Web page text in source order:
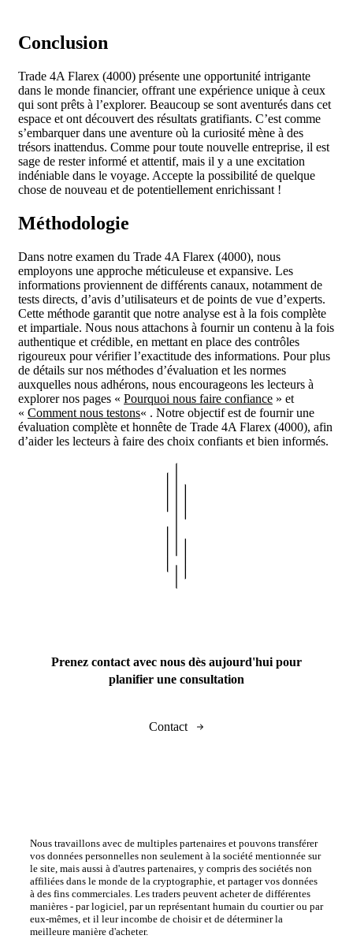
Conclusion
Trade 4A Flarex (4000) présente une opportunité intrigante
dans le monde financier, offrant une expérience unique à ceux
qui sont prêts à l’explorer. Beaucoup se sont aventurés dans cet
espace et ont découvert des résultats gratifiants. C’est comme
s’embarquer dans une aventure où la curiosité mène à des
trésors inattendus. Comme pour toute nouvelle entreprise, il est
sage de rester informé et attentif, mais il y a une excitation
indéniable dans le voyage. Accepte la possibilité de quelque
chose de nouveau et de potentiellement enrichissant !
Méthodologie
Dans notre examen du Trade 4A Flarex (4000), nous
employons une approche méticuleuse et expansive. Les
informations proviennent de différents canaux, notamment de
tests directs, d’avis d’utilisateurs et de points de vue d’experts.
Cette méthode garantit que notre analyse est à la fois complète
et impartiale. Nous nous attachons à fournir un contenu à la fois
authentique et crédible, en mettant en place des contrôles
rigoureux pour vérifier l’exactitude des informations. Pour plus
de détails sur nos méthodes d’évaluation et les normes
auxquelles nous adhérons, nous encourageons les lecteurs à
explorer nos pages « Pourquoi nous faire confiance » et
« Comment nous testons« . Notre objectif est de fournir une
évaluation complète et honnête de Trade 4A Flarex (4000), afin
d’aider les lecteurs à faire des choix confiants et bien informés.
Prenez contact avec nous dès aujourd'hui pour
planifier une consultation
Contact
Nous travaillons avec de multiples partenaires et pouvons transférer
vos données personnelles non seulement à la société mentionnée sur
le site, mais aussi à d'autres partenaires, y compris des sociétés non
affiliées dans le monde de la cryptographie, et partager vos données
à des fins commerciales. Les traders peuvent acheter de différentes
manières - par logiciel, par un représentant humain du courtier ou par
eux-mêmes, et il leur incombe de choisir et de déterminer la
meilleure manière d'acheter.